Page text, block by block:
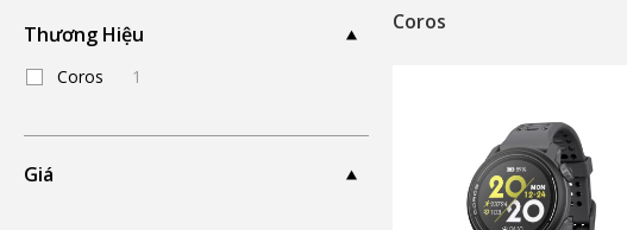
Thương Hiệu
Coros 1
Giá
Coros